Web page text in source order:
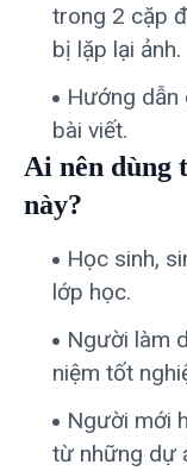
trong 2 cặp
bị lặp lại ảnh.
Hướng dẫn
bài viết.
Ai nên dùng
này?
Học sinh,
lớp học.
Người làm
niệm tốt
Người mới
từ những dự